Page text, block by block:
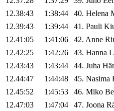
12.38:43
1:38:44 40. Helena
12.39:43
1:39:44 41. Pauli
12.41:05
1:41:06 42. Anne
12.42:25
1:42:26 43. Hanna
12.43:43
1:43:44 44. Juha
12.44:47
1:44:48 45. Nasima
12.45:52
1:45:53 46. Miko
12.47:03
1:47:04 47. Joona